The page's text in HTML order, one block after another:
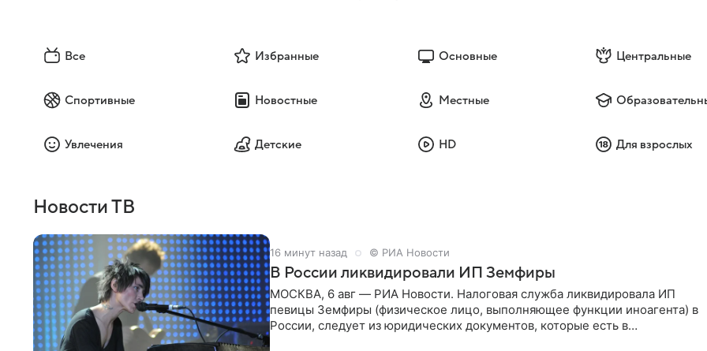
Все Избранные Основные Центральные
Спортивные Новостные Местные
Увлечения Детские HD Для взрослых
Новости ТВ
16 минут назад © РИА Новости
В России ликвидировали ИП Земфиры
МОСКВА, 6 авг — РИА Новости. Налоговая служба ликвидировала ИП
певицы Земфиры (физическое лицо, выполняющее функции иноагента) в
России, следует из юридических документов, которые есть в